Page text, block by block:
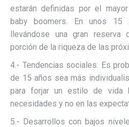
estarán definidas por el
baby boomers. En unos 15
llevándose una gran reserva
porción de la riqueza de las
4.- Tendencias sociales: Es
de 15 años sea más
para forjar un estilo de vida
necesidades y no en las
5.- Desarrollos con bajos